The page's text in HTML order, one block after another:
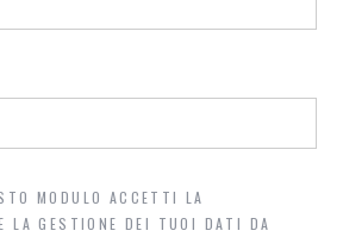
MODULO ACCETTI LA
LA GESTIONE DEI TUOI DATI DA